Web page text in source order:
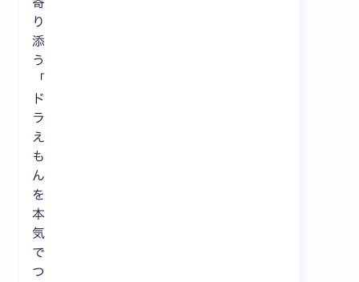
寄
り
添
う
「
ド
ラ
え
も
ん
を
本
気
で
つ